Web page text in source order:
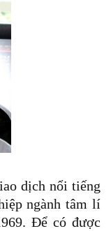
dịch nổi tiếng
ngành tâm lí
Để có được